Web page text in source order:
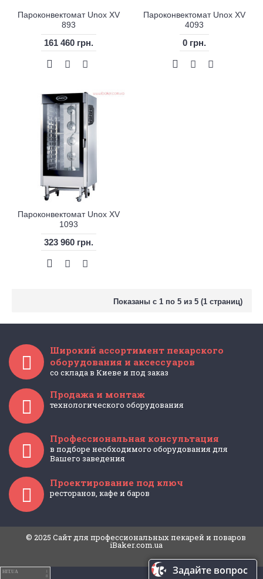
Пароконвектомат Unox XV
893
161 460 грн.
Пароконвектомат Unox XV
4093
0 грн.
Пароконвектомат Unox XV
1093
323 960 грн.
Показаны с 1 по 5 из 5 (1 страниц)
Широкий ассортимент пекарского
оборудования и аксессуаров
со склада в Киеве и под заказ
Продажа и монтаж
технологического оборудования
Профессиональная консультация
в подборе необходимого оборудования для
Вашего заведения
Проектирование под ключ
ресторанов, кафе и баров
© 2025 Cайт для профессиональных пекарей и поваров
iBaker.com.ua
HIT.UA
8
Задайте вопрос